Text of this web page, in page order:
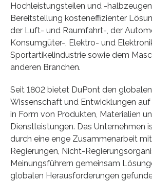
Hochleistungsteilen und -
Bereitstellung kosteneffizienter
der Luft- und Raumfahrt-, der
Konsumgüter-, Elektro- und
Sportartikelindustrie sowie dem
anderen Branchen.
Seit 1802 bietet DuPont den
Wissenschaft und Entwicklungen
in Form von Produkten, Materialien
Dienstleistungen. Das Unternehmen
durch eine enge Zusammenarbeit mit
Regierungen, Nicht-
Meinungsführern gemeinsam
globalen Herausforderungen